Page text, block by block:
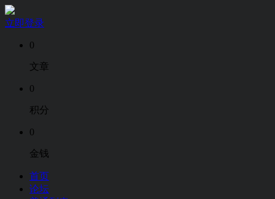
立即登录
0
文章
0
积分
0
金钱
首页
论坛